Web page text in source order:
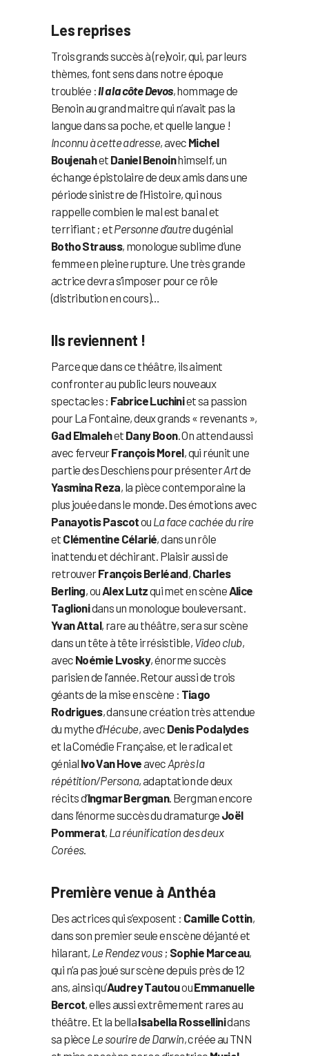
Les reprises
Trois grands succès à (re)voir, qui, par leurs
thèmes, font sens dans notre époque
troublée : Il a la côte Devos, hommage de
Benoin au grand maitre qui n’avait pas la
langue dans sa poche, et quelle langue !
Inconnu à cette adresse, avec Michel
Boujenahet Daniel Benoinhimself, un
échange épistolaire de deux amis dans une
période sinistre de l’Histoire, qui nous
rappelle combien le mal est banal et
terrifiant ; etPersonne d’autredu génial
Botho Strauss, monologue sublime d’une
femme en pleine rupture. Une très grande
actrice devra s’imposer pour ce rôle
(distribution en cours)…
Ils reviennent !
Parce que dans ce théâtre, ils aiment
confronter au public leurs nouveaux
spectacles : Fabrice Luchiniet sa passion
pour La Fontaine, deux grands « revenants »,
Gad Elmalehet Dany Boon. On attend aussi
avec ferveurFrançois Morel, qui réunit une
partie des Deschiens pour présenterArtde
Yasmina Reza, la pièce contemporaine la
plus jouée dans le monde. Des émotions avec
Panayotis Pascotou La face cachée du rire
et Clémentine Célarié, dans un rôle
inattendu et déchirant. Plaisir aussi de
retrouverFrançois Berléand, Charles
Berling, ou Alex Lutzqui met en scène Alice
Taglionidans un monologue bouleversant.
Yvan Attal, rare au théâtre, sera sur scène
dans un tête à tête irrésistible, Video club,
avec Noémie Lvosky, énorme succès
parisien de l’année. Retour aussi de trois
géants de la mise en scène : Tiago
Rodrigues, dans une création très attendue
du mythe d’Hécube, avec Denis Podalydes
et la Comédie Française, et le radical et
génial Ivo Van Hoveavec Après la
répétition/Persona, adaptation de deux
récits d’Ingmar Bergman. Bergman encore
dans l’énorme succès du dramaturge Joël
Pommerat, La réunification des deux
Corées.
Première venue à Anthéa
Des actrices qui s’exposent : Camille Cottin,
dans son premier seule en scène déjanté et
hilarant, Le Rendez vous; Sophie Marceau,
qui n’a pas joué sur scène depuis près de 12
ans, ainsi qu’Audrey TautououEmmanuelle
Bercot, elles aussi extrêmement rares au
théâtre. Et la bellaIsabella Rossellinidans
sa pièce Le sourire de Darwin, créée au TNN